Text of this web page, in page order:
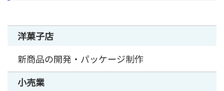
洋菓子店
新商品の開発・パッケージ制作
小売業